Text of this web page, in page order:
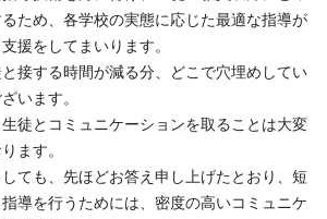
ため、各学校の実態に応じた最適な指導が
援をしてまいります。
接する時間が減る分、どこで穴埋めしてい
います。
徒とコミュニケーションを取ることは大変
ます。
ても、先ほどお答え申し上げたとおり、短
導を行うためには、密度の高いコミュニケ